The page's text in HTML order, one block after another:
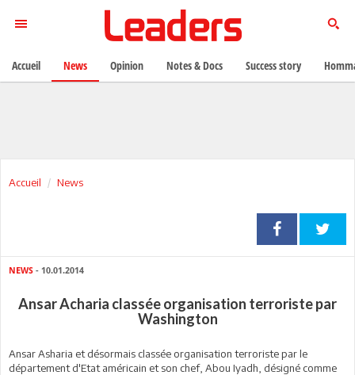
Accueil News
NEWS - 10.01.2014
Ansar Acharia classée organisation terroriste par
Washington
Ansar Asharia et désormais classée organisation terroriste par le
département d'Etat américain et son chef, Abou Iyadh, désigné comme
Accueil News Opinion Notes & Docs Success story